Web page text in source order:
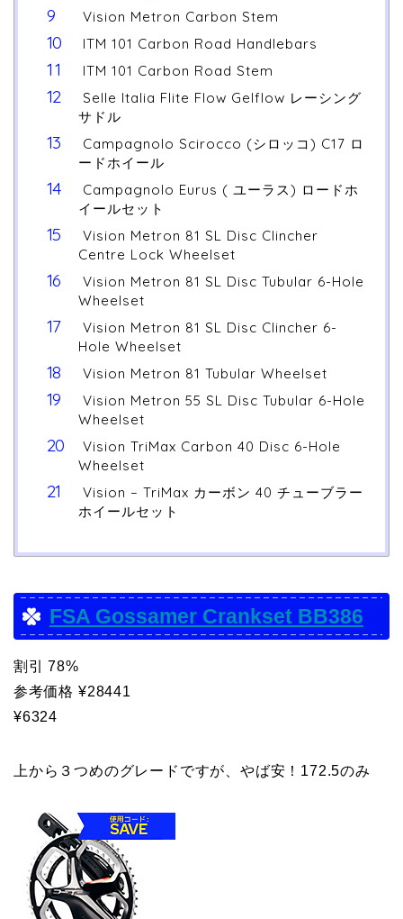
Vision Metron Carbon Stem
ITM 101 Carbon Road Handlebars
ITM 101 Carbon Road Stem
Selle Italia Flite Flow Gelflow レーシング
サドル
Campagnolo Scirocco (シロッコ) C17 ロ
ードホイール
Campagnolo Eurus ( ユーラス) ロードホ
イールセット
Vision Metron 81 SL Disc Clincher
Centre Lock Wheelset
Vision Metron 81 SL Disc Tubular 6-Hole
Wheelset
Vision Metron 81 SL Disc Clincher 6-
Hole Wheelset
Vision Metron 81 Tubular Wheelset
Vision Metron 55 SL Disc Tubular 6-Hole
Wheelset
Vision TriMax Carbon 40 Disc 6-Hole
Wheelset
Vision – TriMax カーボン 40 チューブラー
ホイールセット
FSA Gossamer Crankset BB386
割引 78%
参考価格 ¥28441
¥6324
上から３つめのグレードですが、やば安！172.5のみ